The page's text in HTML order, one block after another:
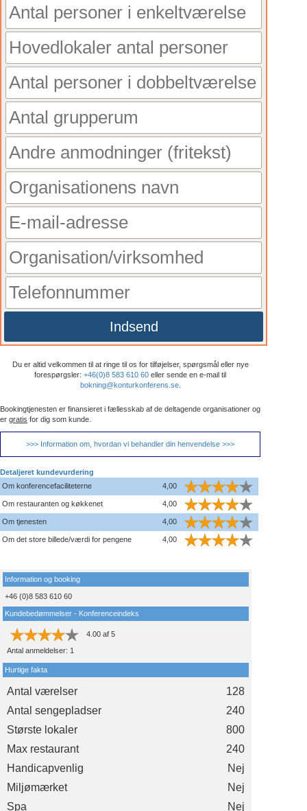
Indsend
Du er altid velkommen til at ringe til os for tilføjelser, spørgsmål eller nye
forespørgsler: +46(0)8 583 610 60 eller sende en e-mail til
bokning@konturkonferens.se.
Bookingtjenesten er finansieret i fællesskab af de deltagende organisationer og
er gratis for dig som kunde.
>>> Information om, hvordan vi behandler din henvendelse >>>
Detaljeret kundevurdering
Om konferencefaciliteterne
4,00
Om restauranten og køkkenet 4,00
Om tjenesten 4,00
Om det store billede/værdi for pengene 4,00
Information og booking
+46 (0)8 583 610 60
Kundebedømmelser - Konferenceindeks
4.00 af 5
Antal anmeldelser: 1
Hurtige fakta
Antal værelser
128
Antal sengepladser
240
Største lokaler
800
Max restaurant
240
Handicapvenlig
Nej
Miljømærket
Nej
Spa
Nej